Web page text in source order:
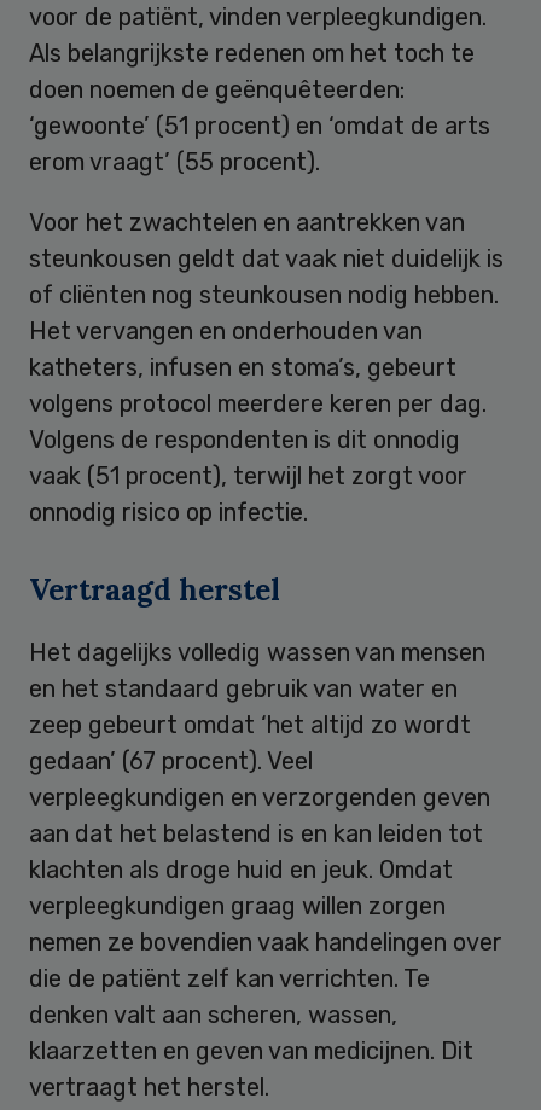
voor de patiënt, vinden verpleegkundigen.
Als belangrijkste redenen om het toch te
doen noemen de geënquêteerden:
‘gewoonte’ (51 procent) en ‘omdat de arts
erom vraagt’ (55 procent).
Voor het zwachtelen en aantrekken van
steunkousen geldt dat vaak niet duidelijk is
of cliënten nog steunkousen nodig hebben.
Het vervangen en onderhouden van
katheters, infusen en stoma’s, gebeurt
volgens protocol meerdere keren per dag.
Volgens de respondenten is dit onnodig
vaak (51 procent), terwijl het zorgt voor
onnodig risico op infectie.
Vertraagd herstel
Het dagelijks volledig wassen van mensen
en het standaard gebruik van water en
zeep gebeurt omdat ‘het altijd zo wordt
gedaan’ (67 procent). Veel
verpleegkundigen en verzorgenden geven
aan dat het belastend is en kan leiden tot
klachten als droge huid en jeuk. Omdat
verpleegkundigen graag willen zorgen
nemen ze bovendien vaak handelingen over
die de patiënt zelf kan verrichten. Te
denken valt aan scheren, wassen,
klaarzetten en geven van medicijnen. Dit
vertraagt het herstel.